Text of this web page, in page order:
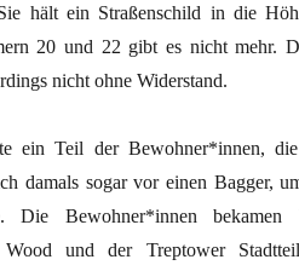
hält ein Straßenschild in die
20 und 22 gibt es nicht mehr.
nicht ohne Widerstand.
ein Teil der Bewohner*innen,
damals sogar vor einen Bagger,
Bewohner*innen bekamen
und der Treptower